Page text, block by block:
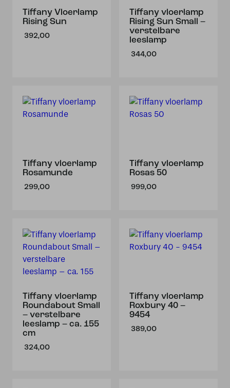
Tiffany Vloerlamp
Rising Sun
392,00
Tiffany vloerlamp
Rising Sun Small –
verstelbare
leeslamp
344,00
Tiffany vloerlamp
Rosamunde
299,00
Tiffany vloerlamp
Rosas 50
999,00
Tiffany vloerlamp
Roundabout Small
– verstelbare
leeslamp – ca. 155
cm
324,00
Tiffany vloerlamp
Roxbury 40 –
9454
389,00